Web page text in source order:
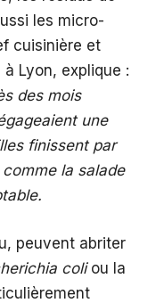
les micro-
cuisinière et
Lyon, explique :
des mois
une
finissent par
la salade
peuvent abriter
coliou la